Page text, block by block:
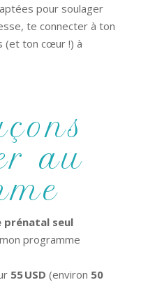
pour soulager
te connecter à ton
(et ton cœur !) à
au
prénatal seul
programme
55 USD (environ 50